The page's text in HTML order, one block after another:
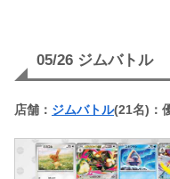
05/26 ジムバトル
店舗： ジムバトル(21名)：